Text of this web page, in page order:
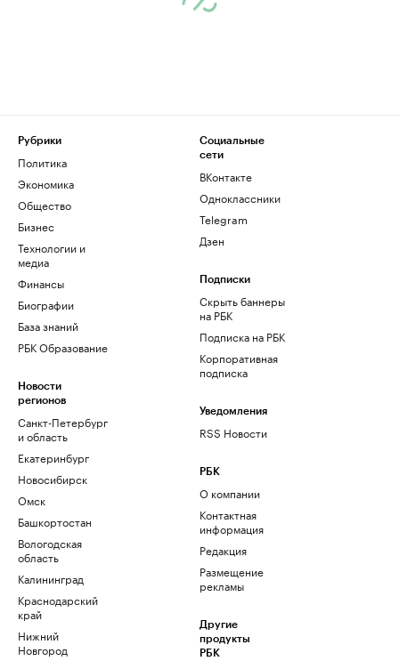
Рубрики
Политика
Экономика
Общество
Бизнес
Технологии и
медиа
Финансы
Биографии
База знаний
РБК Образование
Новости
регионов
Санкт-Петербург
и область
Екатеринбург
Новосибирск
Омск
Башкортостан
Вологодская
область
Калининград
Краснодарский
край
Нижний
Новгород
Социальные
сети
ВКонтакте
Одноклассники
Telegram
Дзен
Подписки
Скрыть баннеры
на РБК
Подписка на РБК
Корпоративная
подписка
Уведомления
RSS Новости
РБК
О компании
Контактная
информация
Редакция
Размещение
рекламы
Другие
продукты
РБК